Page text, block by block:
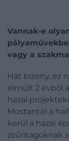
Vannak-e
vagy a
Hát bizony, ez
elmúlt 2 évből
hazai
Mostantól a
kerül a hazai
zsűritagoknak